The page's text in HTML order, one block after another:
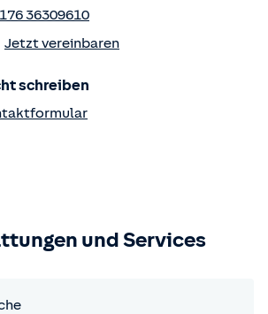
36309610
Jetzt vereinbaren
schreiben
und Services